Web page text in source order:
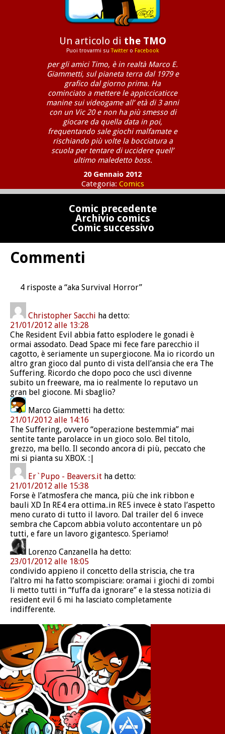
Un articolo di the TMO
Puoi trovarmi suTwittero Facebook
per gli amici Timo, è in realtà Marco E.
Giammetti, sul pianeta terra dal 1979 e
grafico dal giorno prima. Ha
cominciato a mettere le appiccicaticce
manine sui videogame all’ età di 3 anni
con un Vic 20 e non ha più smesso di
giocare da quella data in poi,
frequentando sale giochi malfamate e
rischiando più volte la bocciatura a
scuola per tentare di uccidere quell’
ultimo maledetto boss.
20 Gennaio 2012
Categoria: Comics
Comic precedente
Archivio comics
Comic successivo
Commenti
4 risposte a “aka Survival Horror”
Christopher Sacchi ha detto:
21/01/2012 alle 13:28
Che Resident Evil abbia fatto esplodere le gonadi è
ormai assodato. Dead Space mi fece fare parecchio il
cagotto, è seriamente un supergiocone. Ma io ricordo un
altro gran gioco dal punto di vista dell’ansia che era The
Suffering. Ricordo che dopo poco che uscì divenne
subito un freeware, ma io realmente lo reputavo un
gran bel giocone. Mi sbaglio?
Marco Giammetti ha detto:
21/01/2012 alle 14:16
The Suffering, ovvero “operazione bestemmia” mai
sentite tante parolacce in un gioco solo. Bel titolo,
grezzo, ma bello. Il secondo ancora di più, peccato che
mi si pianta su XBOX. :|
Er`Pupo - Beavers.it ha detto:
21/01/2012 alle 15:38
Forse è l’atmosfera che manca, più che ink ribbon e
bauli XD In RE4 era ottima..in RE5 invece è stato l’aspetto
meno curato di tutto il lavoro. Dal trailer del 6 invece
sembra che Capcom abbia voluto accontentare un pò
tutti, e fare un lavoro gigantesco. Speriamo!
Lorenzo Canzanella ha detto:
23/01/2012 alle 18:05
condivido appieno il concetto della striscia, che tra
l’altro mi ha fatto scompisciare: oramai i giochi di zombi
li metto tutti in “fuffa da ignorare” e la stessa notizia di
resident evil 6 mi ha lasciato completamente
indifferente.